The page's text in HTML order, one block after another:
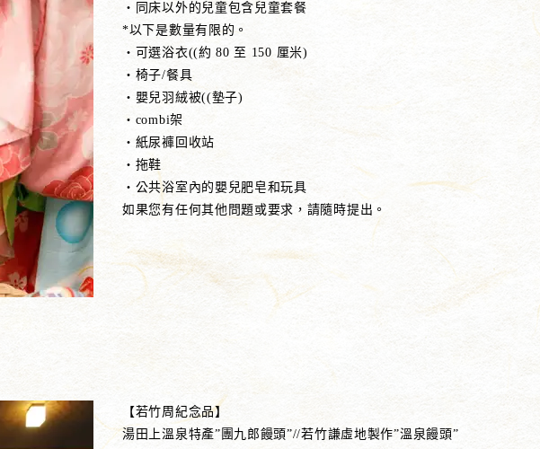
・同床以外的兒童包含兒童套餐
*以下是數量有限的。
・可選浴衣((約 80 至 150 厘米)
・椅子/餐具
・嬰兒羽絨被((墊子)
・combi架
・紙尿褲回收站
・拖鞋
・公共浴室內的嬰兒肥皂和玩具
如果您有任何其他問題或要求，請隨時提出。
【若竹周紀念品】
湯田上溫泉特產”團九郎饅頭”//若竹謙虛地製作”溫泉饅頭”